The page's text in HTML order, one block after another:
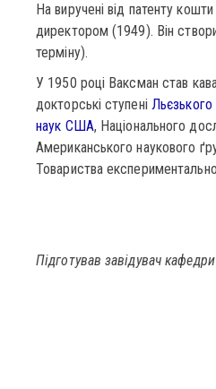
На виручені від патенту
директором (1949). Він
терміну).
У 1950 році Ваксман став
докторські ступені Льєзького
наук США, Національного
Американського наукового
Товариства
Підготував завідувач